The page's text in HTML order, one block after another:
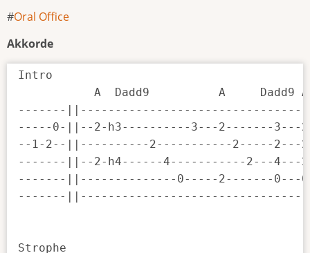
Oral Office
Akkorde
Intro
A  Dadd9          A     Dadd9 A
-------
-----0-||--2-h3----------3---2-------3---
--1-2--||----------2-----------2-----2---
-------||--2-h4------4-----------2---4---
-------||--------------0-----2-------0---
-------
Strophe